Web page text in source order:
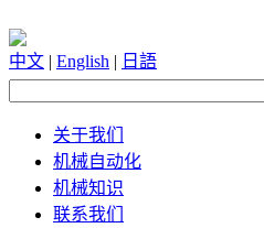
中文 | English | 日語
关于我们
机械自动化
机械知识
联系我们